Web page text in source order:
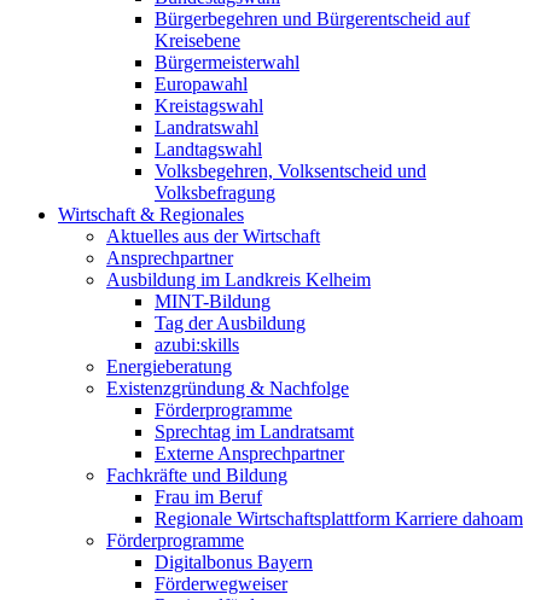
Bürgerbegehren und Bürgerentscheid auf
Kreisebene
Bürgermeisterwahl
Europawahl
Kreistagswahl
Landratswahl
Landtagswahl
Volksbegehren, Volksentscheid und
Volksbefragung
Wirtschaft & Regionales
Aktuelles aus der Wirtschaft
Ansprechpartner
Ausbildung im Landkreis Kelheim
MINT-Bildung
Tag der Ausbildung
azubi:skills
Energieberatung
Existenzgründung & Nachfolge
Förderprogramme
Sprechtag im Landratsamt
Externe Ansprechpartner
Fachkräfte und Bildung
Frau im Beruf
Regionale Wirtschaftsplattform Karriere dahoam
Förderprogramme
Digitalbonus Bayern
Förderwegweiser